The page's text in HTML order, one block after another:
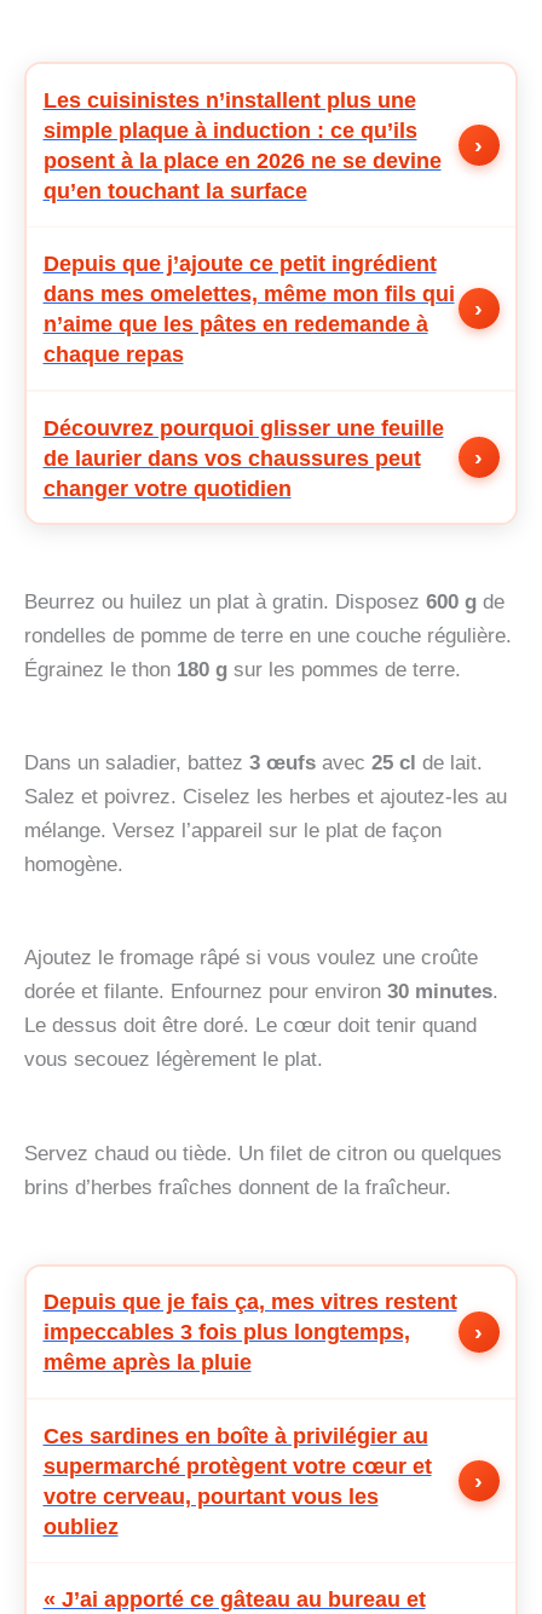
Les cuisinistes n’installent plus une
simple plaque à induction : ce qu’ils
posent à la place en 2026 ne se devine
qu’en touchant la surface
›
Depuis que j’ajoute ce petit ingrédient
dans mes omelettes, même mon fils qui
n’aime que les pâtes en redemande à
chaque repas
›
Découvrez pourquoi glisser une feuille
de laurier dans vos chaussures peut
changer votre quotidien
›
Beurrez ou huilez un plat à gratin. Disposez 600 g de
rondelles de pomme de terre en une couche régulière.
Égrainez le thon 180 g sur les pommes de terre.
Dans un saladier, battez 3 œufs avec 25 cl de lait.
Salez et poivrez. Ciselez les herbes et ajoutez‑les au
mélange. Versez l’appareil sur le plat de façon
homogène.
Ajoutez le fromage râpé si vous voulez une croûte
dorée et filante. Enfournez pour environ 30 minutes.
Le dessus doit être doré. Le cœur doit tenir quand
vous secouez légèrement le plat.
Servez chaud ou tiède. Un filet de citron ou quelques
brins d’herbes fraîches donnent de la fraîcheur.
Depuis que je fais ça, mes vitres restent
impeccables 3 fois plus longtemps,
même après la pluie
›
Ces sardines en boîte à privilégier au
supermarché protègent votre cœur et
votre cerveau, pourtant vous les
oubliez
›
« J’ai apporté ce gâteau au bureau et